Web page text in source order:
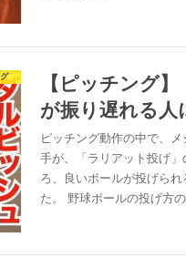
【ピッチング
が振り遅れる人
ピッチング動作の中で、
手が、「ラリアット投げ
ろ、良いボールが投げら
た。 野球ボールの投げ方